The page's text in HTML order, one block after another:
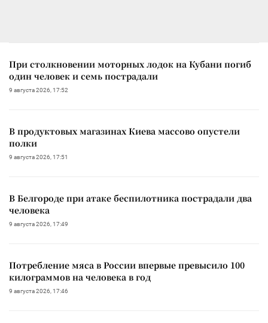
При столкновении моторных лодок на Кубани погиб
один человек и семь пострадали
9 августа 2026, 17:52
В продуктовых магазинах Киева массово опустели
полки
9 августа 2026, 17:51
В Белгороде при атаке беспилотника пострадали два
человека
9 августа 2026, 17:49
Потребление мяса в России впервые превысило 100
килограммов на человека в год
9 августа 2026, 17:46